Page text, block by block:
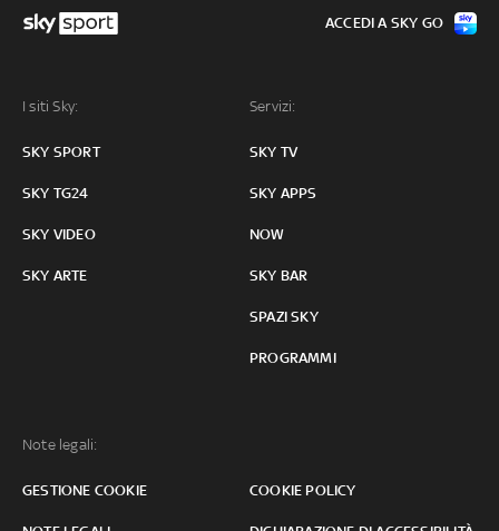
I siti Sky:
SKY SPORT
SKY TG24
SKY VIDEO
SKY ARTE
Servizi:
SKY TV
SKY APPS
NOW
SKY BAR
SPAZI SKY
PROGRAMMI
Note legali:
GESTIONE COOKIE COOKIE POLICY
ACCEDI A SKY GO